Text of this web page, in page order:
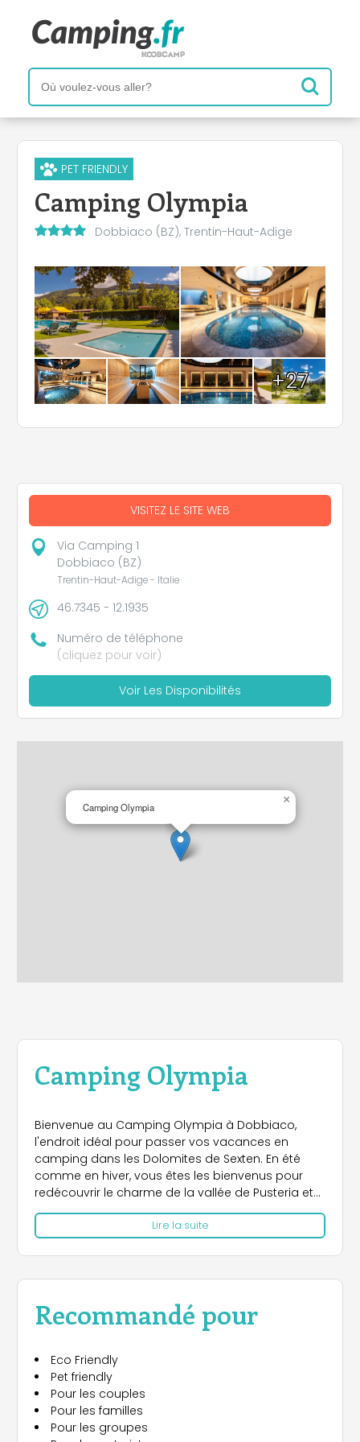
PET FRIENDLY
Camping Olympia
Dobbiaco (BZ), Trentin-Haut-Adige
+27
Camping Olympia
Bienvenue au Camping Olympia à Dobbiaco,
l'endroit idéal pour passer vos vacances en
camping dans les Dolomites de Sexten. En été
comme en hiver, vous êtes les bienvenus pour
redécouvrir le charme de la vallée de Pusteria et
de ses merveilleux sites. Profitez des nombreux
avantages et services que notre camping offre à
ses clients. Le point fort est lenouveau espace
spa, entièrement rénové, qui a été achevé en
décembre 2025 et qui comprend : un sauna
une grande piscine couverte (32&deg ; eau
chaude), une piscine pour enfants (33&deg ; eau
le chalet vous proposent de délicieux plats locaux
qui vous donneront un aperçu de la gastronomie
locale. Choisissez de passer d'agréables
moments de vacances au milieu de la nature
intacte du Tyrol du Sud, le camping d'Alta Pusteria
Lire la suite
Recommandé pour
Eco Friendly
Pet friendly
Pour les couples
Pour les familles
Pour les groupes
VISITEZ LE SITE WEB
Via Camping 1
Dobbiaco (BZ)
Trentin-Haut-Adige - Italie
46.7345 - 12.1935
Numéro de téléphone
(cliquez pour voir)
Voir Les Disponibilités
Camping Olympia
×